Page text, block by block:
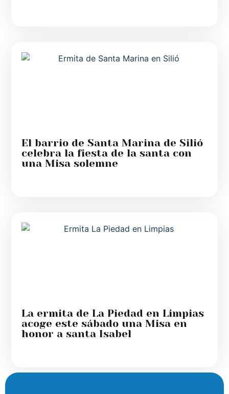
El barrio de Santa Marina de Silió
celebra la fiesta de la santa con
una Misa solemne
La ermita de La Piedad en Limpias
acoge este sábado una Misa en
honor a santa Isabel